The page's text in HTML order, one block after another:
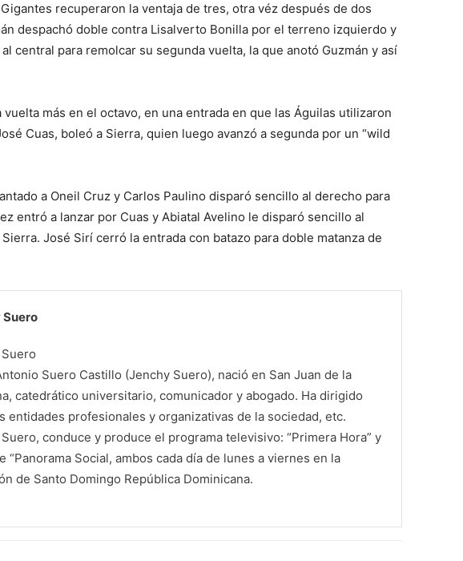
recuperaron la ventaja de tres, otra véz después de dos
despachó doble contra Lisalverto Bonilla por el terreno izquierdo y
central para remolcar su segunda vuelta, la que anotó Guzmán y así
más en el octavo, en una entrada en que las Águilas utilizaron
Cuas, boleó a Sierra, quien luego avanzó a segunda por un “wild
a Oneil Cruz y Carlos Paulino disparó sencillo al derecho para
entró a lanzar por Cuas y Abiatal Avelino le disparó sencillo al
José Sirí cerró la entrada con batazo para doble matanza de
Suero Castillo (Jenchy Suero), nació en San Juan de la
catedrático universitario, comunicador y abogado. Ha dirigido
entidades profesionales y organizativas de la sociedad, etc.
conduce y produce el programa televisivo: “Primera Hora” y
“Panorama Social, ambos cada día de lunes a viernes en la
de Santo Domingo República Dominicana.